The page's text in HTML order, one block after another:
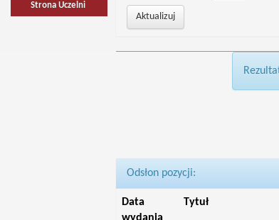
Strona Uczelni
Odsłon pozycji:
Data
Tytuł